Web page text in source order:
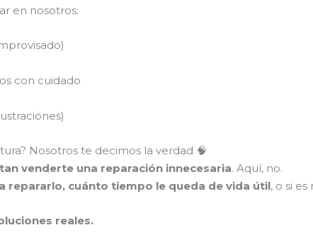
en nosotros:
con cuidado
Nosotros te decimos la verdad 🧠
venderte una reparación innecesaria. Aquí, no.
repararlo, cuánto tiempo le queda de vida útil, o si
reales.